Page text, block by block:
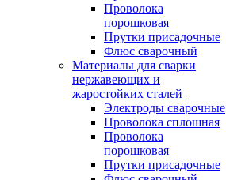
Проволока
порошковая
Прутки присадочные
Флюс сварочный
Материалы для сварки
нержавеющих и
жаростойких сталей
Электроды сварочные
Проволока сплошная
Проволока
порошковая
Прутки присадочные